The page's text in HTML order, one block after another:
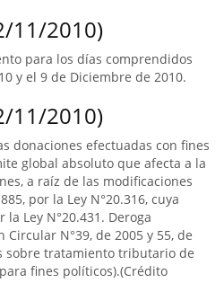
11/2010)
para los días comprendidos
y el 9 de Diciembre de 2010.
11/2010)
donaciones efectuadas con fines
global absoluto que afecta a la
a raíz de las modificaciones
por la Ley N°20.316, cuya
Ley N°20.431. Deroga
N°39, de 2005 y 55, de
sobre tratamiento tributario de
fines políticos).(Crédito